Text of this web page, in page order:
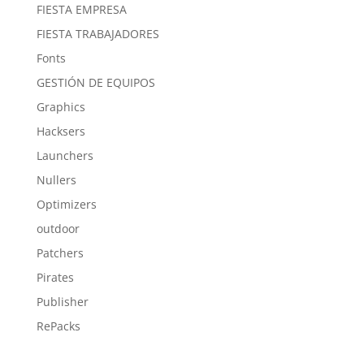
FIESTA EMPRESA
FIESTA TRABAJADORES
Fonts
GESTIÓN DE EQUIPOS
Graphics
Hacksers
Launchers
Nullers
Optimizers
outdoor
Patchers
Pirates
Publisher
RePacks